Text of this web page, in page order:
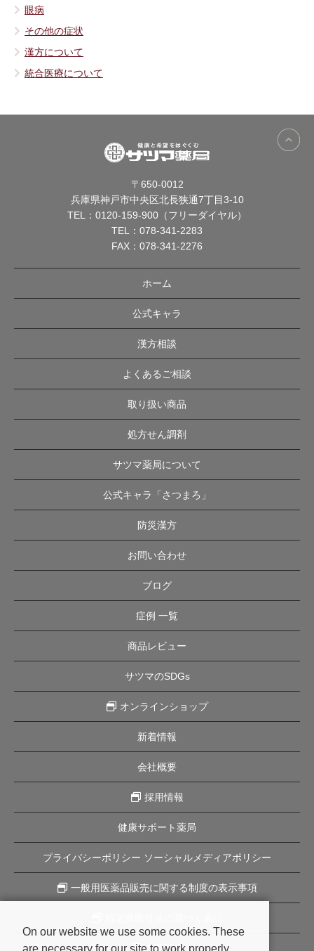
眼病
その他の症状
漢方について
統合医療について
〒650-0012
兵庫県神戸市中央区北長狭通7丁目3-10
TEL： 0120-159-900（フリーダイヤル）
TEL： 078-341-2283
FAX：078-341-2276
ホーム
公式キャラ
漢方相談
よくあるご相談
取り扱い商品
処方せん調剤
サツマ薬局について
公式キャラ「さつまろ」
防災漢方
お問い合わせ
ブログ
症例 一覧
商品レビュー
サツマのSDGs
オンラインショップ
新着情報
会社概要
採用情報
健康サポート薬局
プライバシーポリシー ソーシャルメディアポリシー
一般用医薬品販売に関する制度の表示事項
企業理念
On our website we use some cookies. These
are necessary for our site to work properly